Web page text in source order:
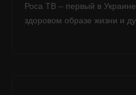
Роса ТВ – первый в
здоровом образе жизни и